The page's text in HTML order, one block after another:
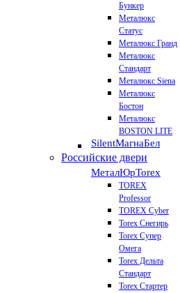
Бункер
Металюкс
Статус
Металюкс Гранд
Металюкс
Стандарт
Металюкс Siena
Металюкс
Бостон
Металюкс
BOSTON LITE
SilentМагнаБел
Российские двери
МеталЮрTorex
TOREX
Professor
TOREX Cyber
Torex Снегирь
Torex Супер
Омега
Torex Дельта
Стандарт
Torex Стартер